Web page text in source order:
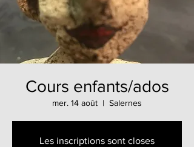
Cours enfants/ados
mer. 14 août
  |
Salernes
Les inscriptions sont closes